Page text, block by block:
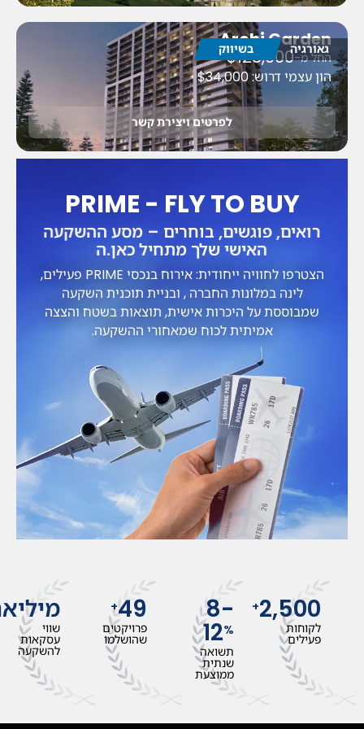
גאורגיה בשיווק
Archi Garden
החל מ-$128,000
הון עצמי דרוש: $34,000
לפרטים ויצירת קשר
PRIME - FLY TO BUY
רואים, פוגשים, בוחרים – מסע ההשקעה
האישי שלך מתחיל כאן.ה
הצטרפו לחוויה ייחודית: אירוח בנכסי PRIME פעילים,
לינה במלונות החברה , ובניית תוכנית השקעה
שמבוססת על היכרות אישית, תוצאות בשטח והצצה
אמיתית לכוח שמאחורי ההשקעה.
2,500
+
לקוחות
פעילים
8-
12%
תשואה
שנתית
ממוצעת
49
+
פרויקטים
שהושלמו
שווי
עסקאות
להשקעה